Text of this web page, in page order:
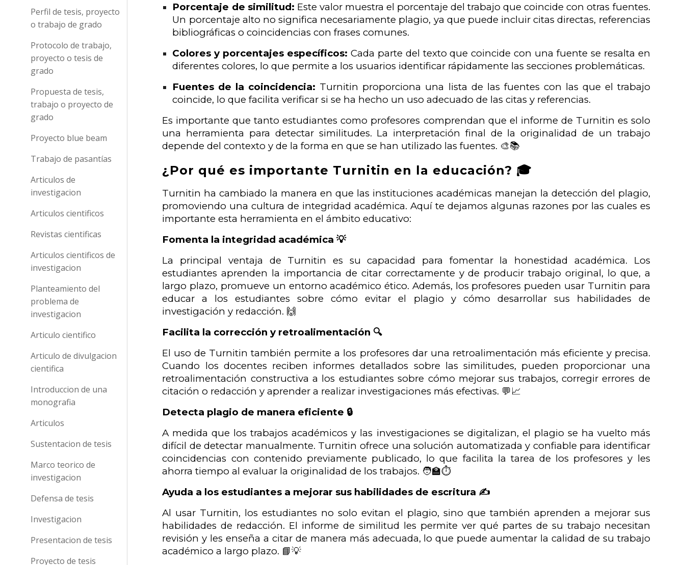
Perfil de tesis, proyecto
o trabajo de grado
Protocolo de trabajo,
proyecto o tesis de
grado
Propuesta de tesis,
trabajo o proyecto de
grado
Proyecto blue beam
Trabajo de pasantías
Articulos de
investigacion
Articulos cientificos
Revistas cientificas
Articulos cientificos de
investigacion
Planteamiento del
problema de
investigacion
Articulo cientifico
Articulo de divulgacion
cientifica
Introduccion de una
monografia
Articulos
Sustentacion de tesis
Marco teorico de
investigacion
Defensa de tesis
Investigacion
Presentacion de tesis
Proyecto de tesis
Porcentaje de similitud: Este valor muestra el porcentaje del trabajo que coincide con otras fuentes.
Un porcentaje alto no significa necesariamente plagio, ya que puede incluir citas directas, referencias
bibliográficas o coincidencias con frases comunes.
Colores y porcentajes específicos: Cada parte del texto que coincide con una fuente se resalta en
diferentes colores, lo que permite a los usuarios identificar rápidamente las secciones problemáticas.
Fuentes de la coincidencia: Turnitin proporciona una lista de las fuentes con las que el trabajo
coincide, lo que facilita verificar si se ha hecho un uso adecuado de las citas y referencias.
Es importante que tanto estudiantes como profesores comprendan que el informe de Turnitin es solo
una herramienta para detectar similitudes. La interpretación final de la originalidad de un trabajo
depende del contexto y de la forma en que se han utilizado las fuentes. 🎨📚
¿Por qué es importante Turnitin en la educación? 🎓
Turnitin ha cambiado la manera en que las instituciones académicas manejan la detección del plagio,
promoviendo una cultura de integridad académica. Aquí te dejamos algunas razones por las cuales es
importante esta herramienta en el ámbito educativo:
Fomenta la integridad académica 💡
La principal ventaja de Turnitin es su capacidad para fomentar la honestidad académica. Los
estudiantes aprenden la importancia de citar correctamente y de producir trabajo original, lo que, a
largo plazo, promueve un entorno académico ético. Además, los profesores pueden usar Turnitin para
educar a los estudiantes sobre cómo evitar el plagio y cómo desarrollar sus habilidades de
investigación y redacción. 🙌
Facilita la corrección y retroalimentación 🔍
El uso de Turnitin también permite a los profesores dar una retroalimentación más eficiente y precisa.
Cuando los docentes reciben informes detallados sobre las similitudes, pueden proporcionar una
retroalimentación constructiva a los estudiantes sobre cómo mejorar sus trabajos, corregir errores de
citación o redacción y aprender a realizar investigaciones más efectivas. 💬📈
Detecta plagio de manera eficiente 🔒
A medida que los trabajos académicos y las investigaciones se digitalizan, el plagio se ha vuelto más
difícil de detectar manualmente. Turnitin ofrece una solución automatizada y confiable para identificar
coincidencias con contenido previamente publicado, lo que facilita la tarea de los profesores y les
ahorra tiempo al evaluar la originalidad de los trabajos. 🧑‍🏫⏱️
Ayuda a los estudiantes a mejorar sus habilidades de escritura ✍️
Al usar Turnitin, los estudiantes no solo evitan el plagio, sino que también aprenden a mejorar sus
habilidades de redacción. El informe de similitud les permite ver qué partes de su trabajo necesitan
revisión y les enseña a citar de manera más adecuada, lo que puede aumentar la calidad de su trabajo
académico a largo plazo. 📘💡